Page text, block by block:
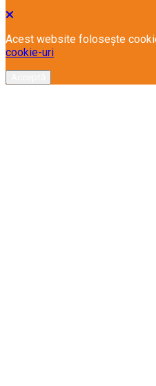
Acest website folosește
cookie-uri